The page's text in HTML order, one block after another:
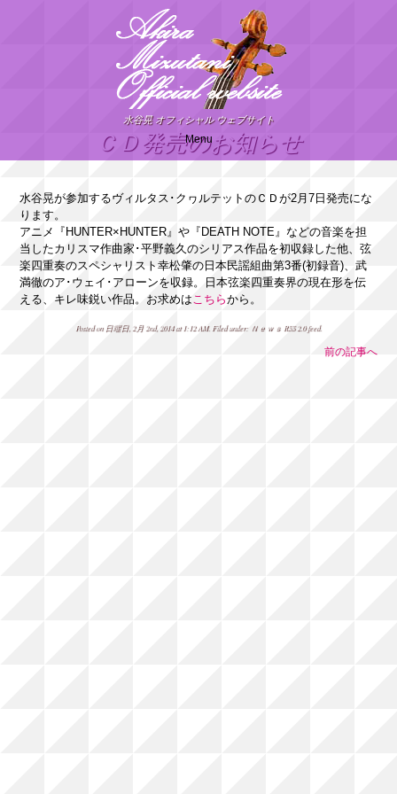
水谷晃 オフィシャル ウェブサイト
Menu
ＣＤ発売のお知らせ
水谷晃が参加するヴィルタス･クヮルテットのＣＤが2月7日発売にな
ります。
アニメ『HUNTER×HUNTER』や『DEATH NOTE』などの音楽を担
当したカリスマ作曲家･平野義久のシリアス作品を初収録した他、弦
楽四重奏のスペシャリスト幸松肇の日本民謡組曲第3番(初録音)、武
満徹のア･ウェイ･アローンを収録。日本弦楽四重奏界の現在形を伝
える、キレ味鋭い作品。お求めはこちらから。
Posted on 日曜日, 2月 2nd, 2014 at 1:12 AM. Filed under: Ｎｅｗｓ RSS 2.0feed.
前の記事へ